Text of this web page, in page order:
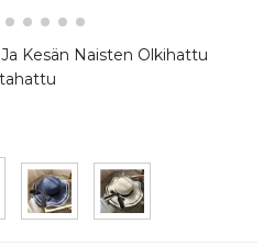
Kesän Naisten Olkihattu